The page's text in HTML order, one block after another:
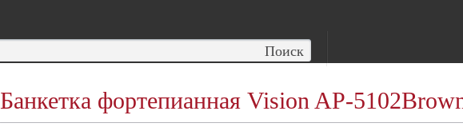
Банкетка фортепианная Vision AP-